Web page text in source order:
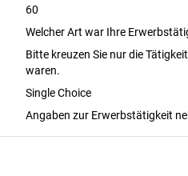
60
Welcher Art war Ihre
Bitte kreuzen Sie nur die
waren.
Single Choice
Angaben zur Erwerbstätigkeit